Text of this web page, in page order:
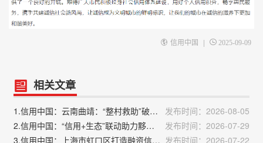
信用中国 | 2025-09-09
相关文章
1.信用中国：云南曲靖：“整村救助”破解乡村信用生态修复难题
发布时间：2026-08-05
2.信用中国：“信用+生态”联动助力黟县村容村貌长效提质
发布时间：2026-07-29
3.信用中国：上海市虹口区打造融资信用平台赋能法治经济与信用经济建设 发布时间：2026-07-22